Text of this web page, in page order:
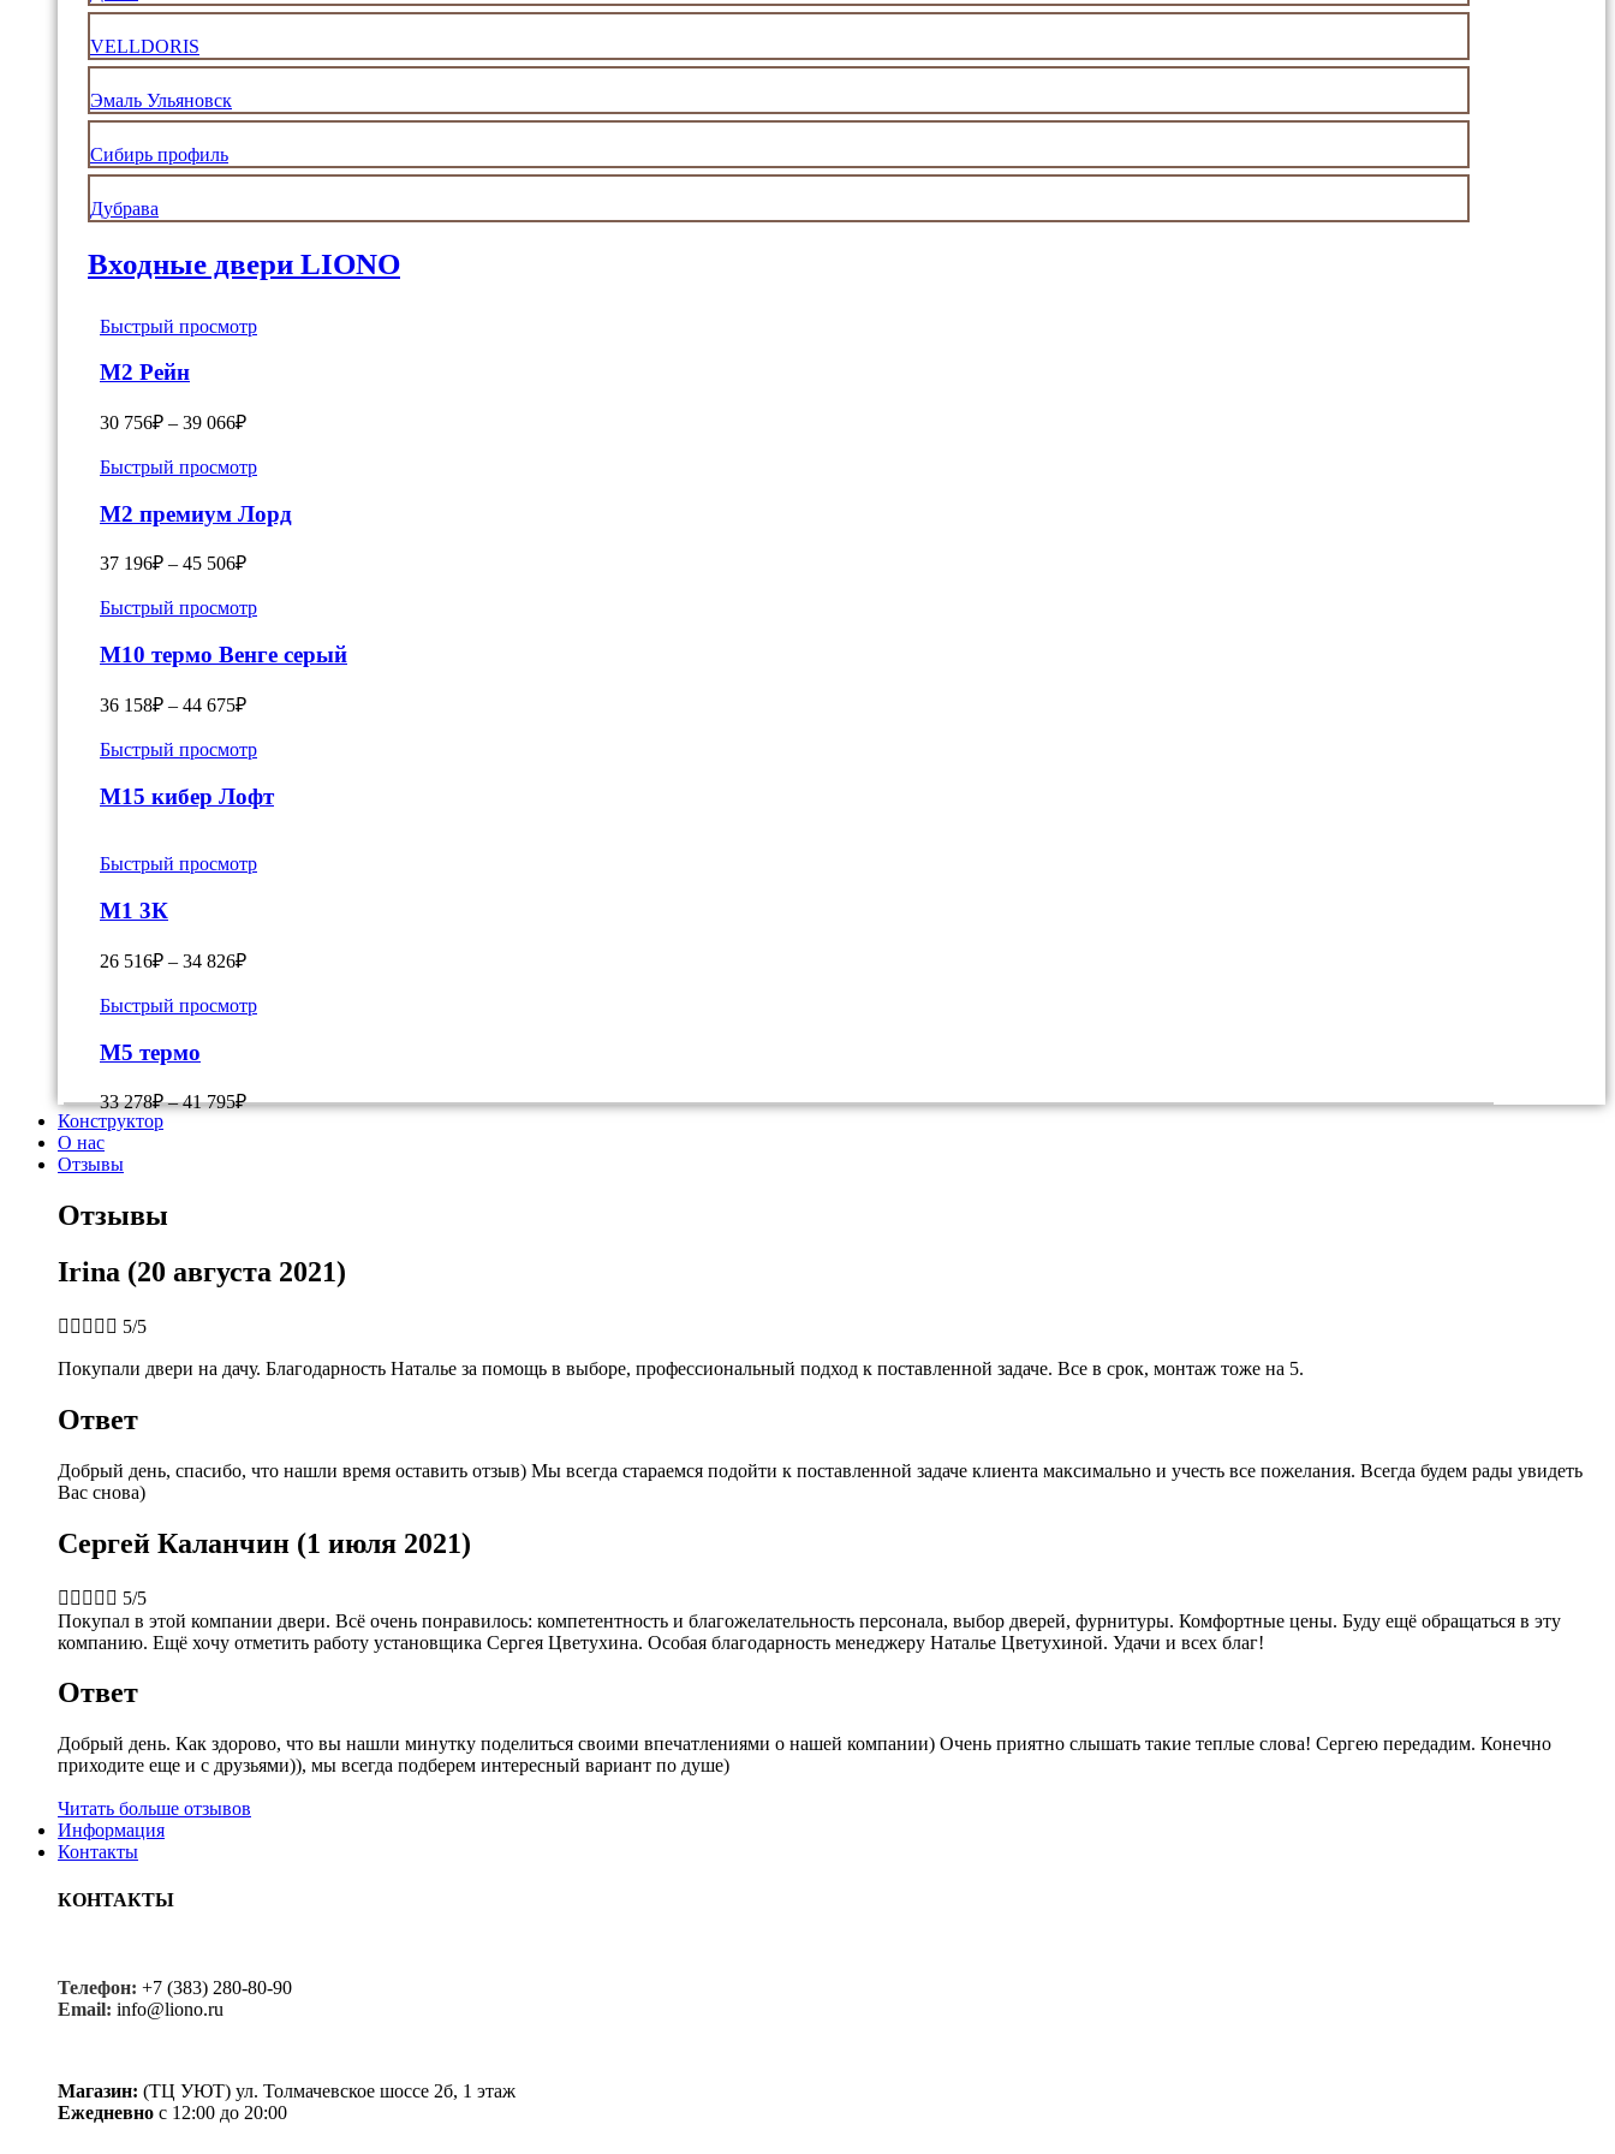
VELLDORIS
Эмаль Ульяновск
Сибирь профиль
Дубрава
Входные двери LIONO
Быстрый просмотр
М2 Рейн
30 756₽ – 39 066₽
Быстрый просмотр
M2 премиум Лорд
37 196₽ – 45 506₽
Быстрый просмотр
M10 термо Венге серый
36 158₽ – 44 675₽
Быстрый просмотр
М15 кибер Лофт
Быстрый просмотр
M1 3К
26 516₽ – 34 826₽
Быстрый просмотр
M5 термо
33 278₽–41 795₽
Конструктор
О нас
Отзывы
Отзывы
Irina (20 августа 2021)
     5/5
Покупали двери на дачу. Благодарность Наталье за помощь в выборе, профессиональный подход к поставленной задаче. Все в срок, монтаж тоже на 5.
Ответ
Добрый день, спасибо, что нашли время оставить отзыв) Мы всегда стараемся подойти к поставленной задаче клиента максимально и учесть все пожелания. Всегда будем рады увидеть
Вас снова)
Сергей Каланчин (1 июля 2021)
     5/5
Покупал в этой компании двери. Всё очень понравилось: компетентность и благожелательность персонала, выбор дверей, фурнитуры. Комфортные цены. Буду ещё обращаться в эту
компанию. Ещё хочу отметить работу установщика Сергея Цветухина. Особая благодарность менеджеру Наталье Цветухиной. Удачи и всех благ!
Ответ
Добрый день. Как здорово, что вы нашли минутку поделиться своими впечатлениями о нашей компании) Очень приятно слышать такие теплые слова! Сергею передадим. Конечно
приходите еще и с друзьями)), мы всегда подберем интересный вариант по душе)
Читать больше отзывов
Информация
Контакты
КОНТАКТЫ
Телефон: +7 (383) 280-80-90
Email: info@liono.ru
Магазин: (ТЦ УЮТ) ул. Толмачевское шоссе 2б, 1 этаж
Ежедневно с 12:00 до 20:00